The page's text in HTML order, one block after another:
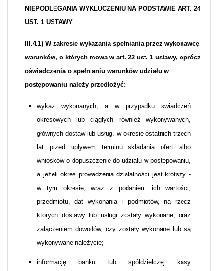
NIEPODLEGANIA WYKLUCZENIU NA PODSTAWIE ART. 24
UST. 1 USTAWY
III.4.1) W zakresie wykazania spełniania przez wykonawcę
warunków, o których mowa w art. 22 ust. 1 ustawy, oprócz
oświadczenia o spełnianiu warunków udziału w
postępowaniu należy przedłożyć:
wykaz wykonanych, a w przypadku świadczeń
okresowych lub ciągłych również wykonywanych,
głównych dostaw lub usług, w okresie ostatnich trzech
lat przed upływem terminu składania ofert albo
wniosków o dopuszczenie do udziału w postępowaniu,
a jeżeli okres prowadzenia działalności jest krótszy -
w tym okresie, wraz z podaniem ich wartości,
przedmiotu, dat wykonania i podmiotów, na rzecz
których dostawy lub usługi zostały wykonane, oraz
załączeniem dowodów, czy zostały wykonane lub są
wykonywane należycie;
informację banku lub spółdzielczej kasy